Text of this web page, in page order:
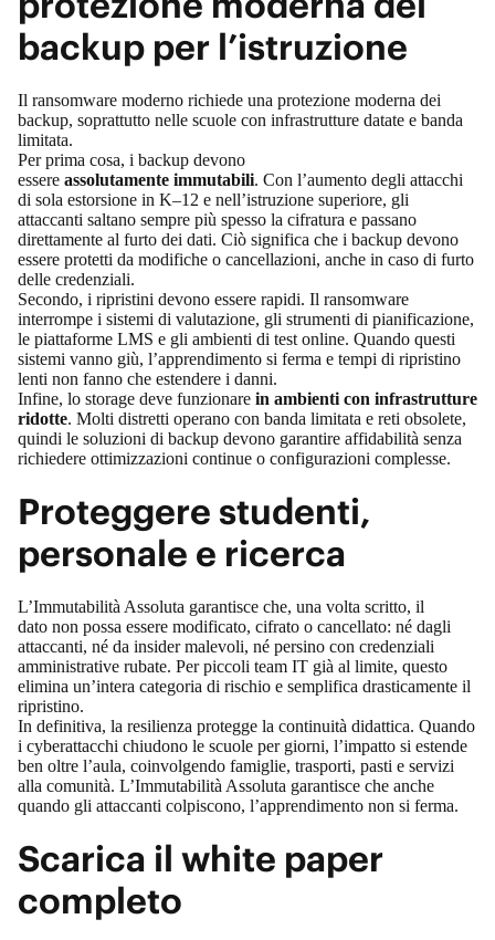
backup per l’istruzione
Il ransomware moderno richiede una protezione moderna dei
backup, soprattutto nelle scuole con infrastrutture datate e banda
limitata.
Per prima cosa, i backup devono
essere assolutamente immutabili. Con l’aumento degli attacchi
di sola estorsione in K–12 e nell’istruzione superiore, gli
attaccanti saltano sempre più spesso la cifratura e passano
direttamente al furto dei dati. Ciò significa che i backup devono
essere protetti da modifiche o cancellazioni, anche in caso di furto
delle credenziali.
Secondo, i ripristini devono essere rapidi. Il ransomware
interrompe i sistemi di valutazione, gli strumenti di pianificazione,
le piattaforme LMS e gli ambienti di test online. Quando questi
sistemi vanno giù, l’apprendimento si ferma e tempi di ripristino
lenti non fanno che estendere i danni.
Infine, lo storage deve funzionare in ambienti con infrastrutture
ridotte. Molti distretti operano con banda limitata e reti obsolete,
quindi le soluzioni di backup devono garantire affidabilità senza
richiedere ottimizzazioni continue o configurazioni complesse.
Proteggere studenti,
personale e ricerca
L’Immutabilità Assoluta garantisce che, una volta scritto, il
dato non possa essere modificato, cifrato o cancellato: né dagli
attaccanti, né da insider malevoli, né persino con credenziali
amministrative rubate. Per piccoli team IT già al limite, questo
elimina un’intera categoria di rischio e semplifica drasticamente il
ripristino.
In definitiva, la resilienza protegge la continuità didattica. Quando
i cyberattacchi chiudono le scuole per giorni, l’impatto si estende
ben oltre l’aula, coinvolgendo famiglie, trasporti, pasti e servizi
alla comunità. L’Immutabilità Assoluta garantisce che anche
quando gli attaccanti colpiscono, l’apprendimento non si ferma.
Scarica il white paper
completo